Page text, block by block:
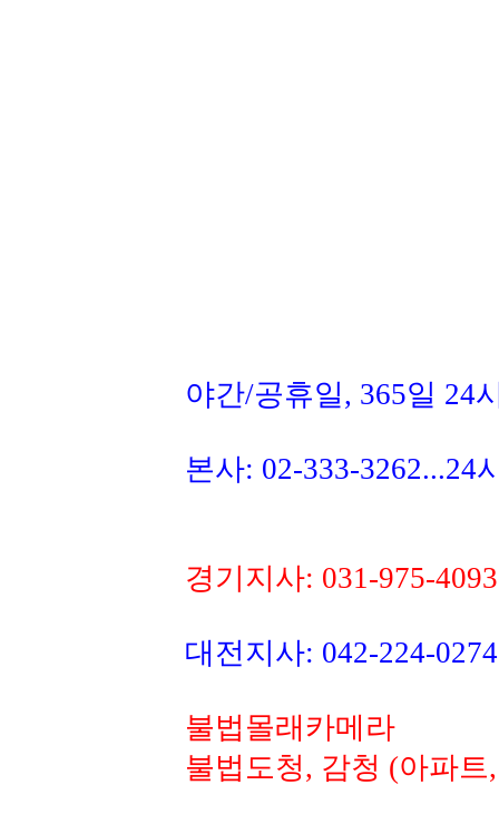
야간/공휴일, 365일 24
본사: 02-333-3262...24
경기지사: 031-975-
대전지사: 042-224-
불법몰래카메라
불법도청, 감청 (아파